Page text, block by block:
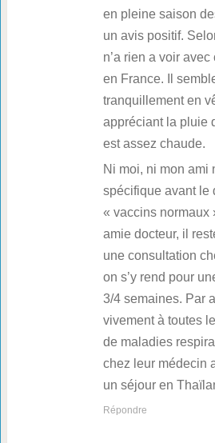
en pleine saison
un avis positif.
n’a rien a voir
en France. Il
tranquillement en
appréciant la pluie
est assez chaude.
Ni moi, ni mon ami
spécifique avant le
« vaccins normaux
amie docteur, il
une consultation
on s’y rend pour
3/4 semaines. Par
vivement à toutes
de maladies
chez leur médecin
un séjour en
Répondre